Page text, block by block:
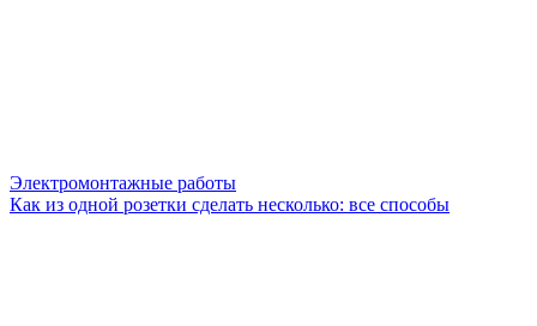
Электромонтажные работы
Как из одной розетки сделать несколько: все способы